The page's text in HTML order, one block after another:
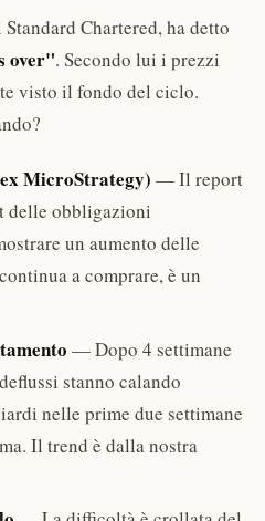
Chartered, ha detto
over". Secondo lui i prezzi
visto il fondo del ciclo.
MicroStrategy) — Il report
delle obbligazioni
un aumento delle
a comprare, è un
— Dopo 4 settimane
stanno calando
nelle prime due settimane
Il trend è dalla nostra